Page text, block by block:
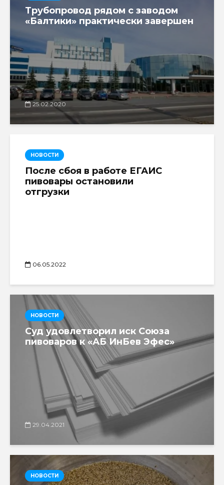
Трубопровод рядом с заводом
«Балтики» практически завершен
25.02.2020
НОВОСТИ
После сбоя в работе ЕГАИС
пивовары остановили
отгрузки
06.05.2022
НОВОСТИ
Суд удовлетворил иск Союза
пивоваров к «АБ ИнБев Эфес»
29.04.2021
НОВОСТИ